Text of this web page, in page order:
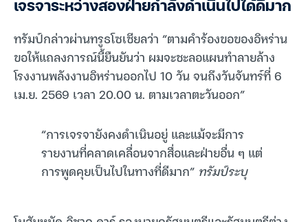
เจรจาระหว่างสองฝ่ายกำลังดำเนินไปได้ดีมาก
ทรัมป์กล่าวผ่านทรูธโซเชียลว่า “ตามคำร้องขอของอิหร่าน
ขอให้แถลงการณ์นี้ยืนยันว่า ผมจะชะลอแผนทำลายล้าง
โรงงานพลังงานอิหร่านออกไป 10 วัน จนถึงวันจันทร์ที่ 6
เม.ย. 2569 เวลา 20.00 น. ตามเวลาตะวันออก”
“การเจรจายังคงดำเนินอยู่ และแม้จะมีการ
รายงานที่คลาดเคลื่อนจากสื่อและฝ่ายอื่น ๆ แต่
การพูดคุยเป็นไปในทางที่ดีมาก” ทรัมป์ระบุ